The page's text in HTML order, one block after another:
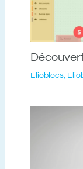
Elioblocs,